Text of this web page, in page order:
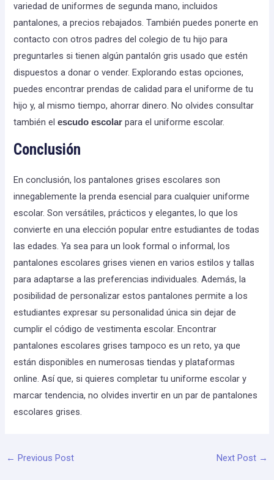
variedad de uniformes de segunda mano, incluidos
pantalones, a precios rebajados. También puedes ponerte en
contacto con otros padres del colegio de tu hijo para
preguntarles si tienen algún pantalón gris usado que estén
dispuestos a donar o vender. Explorando estas opciones,
puedes encontrar prendas de calidad para el uniforme de tu
hijo y, al mismo tiempo, ahorrar dinero. No olvides consultar
también elescudo escolar para el uniforme escolar.
Conclusión
En conclusión, los pantalones grises escolares son
innegablemente la prenda esencial para cualquier uniforme
escolar. Son versátiles, prácticos y elegantes, lo que los
convierte en una elección popular entre estudiantes de todas
las edades. Ya sea para un look formal o informal, los
pantalones escolares grises vienen en varios estilos y tallas
para adaptarse a las preferencias individuales. Además, la
posibilidad de personalizar estos pantalones permite a los
estudiantes expresar su personalidad única sin dejar de
cumplir el código de vestimenta escolar. Encontrar
pantalones escolares grises tampoco es un reto, ya que
están disponibles en numerosas tiendas y plataformas
online. Así que, si quieres completar tu uniforme escolar y
marcar tendencia, no olvides invertir en un par de pantalones
escolares grises.
← Previous Post Next Post →